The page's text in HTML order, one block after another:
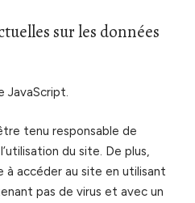
sur les données
JavaScript.
tenu responsable de
du site. De plus,
à accéder au site en utilisant
pas de virus et avec un